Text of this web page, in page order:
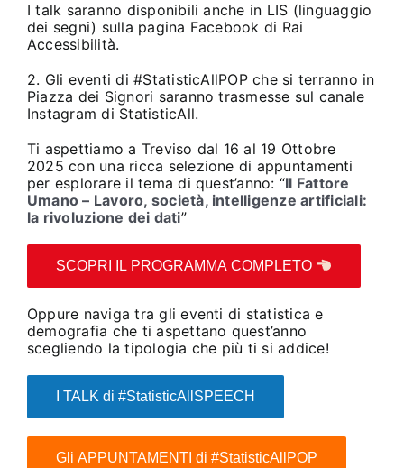
I talk saranno disponibili anche in LIS (linguaggio
dei segni) sulla pagina Facebook di Rai
Accessibilità.
2. Gli eventi di #StatisticAllPOP che si terranno in
Piazza dei Signori saranno trasmesse sul canale
Instagram di StatisticAll.
Ti aspettiamo a Treviso dal 16 al 19 Ottobre
2025 con una ricca selezione di appuntamenti
per esplorare il tema di quest’anno: “Il Fattore
Umano – Lavoro, società, intelligenze artificiali:
la rivoluzione dei dati”
SCOPRI IL PROGRAMMA COMPLETO
Oppure naviga tra gli eventi di statistica e
demografia che ti aspettano quest’anno
scegliendo la tipologia che più ti si addice!
I TALK di #StatisticAllSPEECH
Gli APPUNTAMENTI di #StatisticAllPOP